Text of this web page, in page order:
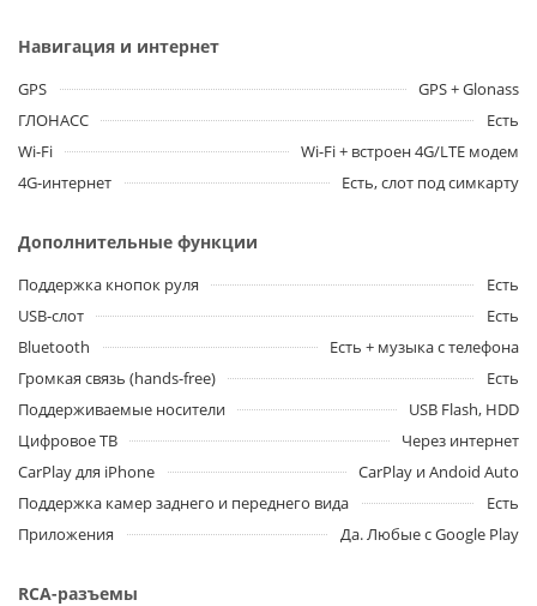
Навигация и интернет
GPS
GPS + Glonass
ГЛОНАСС
Есть
Wi-Fi
Wi-Fi + встроен 4G/LTE модем
4G-интернет
Есть, слот под симкарту
Дополнительные функции
Поддержка кнопок руля
Есть
USB-слот
Есть
Bluetooth
Есть + музыка с телефона
Громкая связь (hands-free)
Есть
Поддерживаемые носители
USB Flash, HDD
Цифровое ТВ
Через интернет
CarPlay для iPhone
CarPlay и Andoid Auto
Поддержка камер заднего и переднего вида
Есть
Приложения
Да. Любые с Google Play
RCA-разъемы